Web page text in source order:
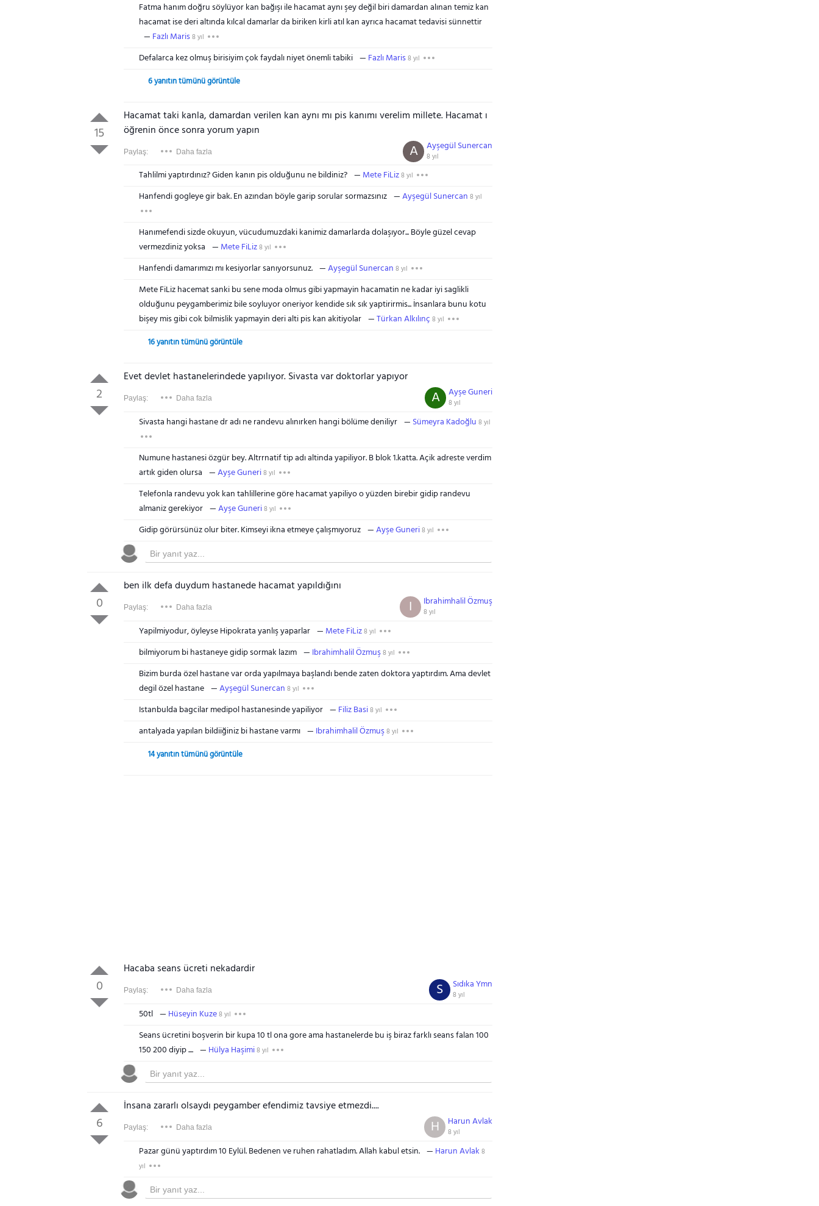
Fatma hanım doğru söylüyor kan bağışı ile hacamat aynı şey değil biri damardan alınan temiz kan
hacamat ise deri altında kılcal damarlar da biriken kirli atıl kan ayrıca hacamat tedavisi sünnettir
Fazlı Maris8 yıl
Defalarca kez olmuş birisiyim çok faydalı niyet önemli tabiki Fazlı Maris8 yıl
6 yanıtın tümünü görüntüle
15
Hacamat taki kanla, damardan verilen kan aynı mı pis kanımı verelim millete. Hacamat ı
öğrenin önce sonra yorum yapın
Paylaş: Daha fazla Ayşegül Sunercan
8 yıl
A
Tahlilmi yaptırdınız? Giden kanın pis olduğunu ne bildiniz? Mete FiLiz8 yıl
Hanfendi gogleye gir bak. En azından böyle garip sorular sormazsınız Ayşegül Sunercan 8 yıl
Hanımefendi sizde okuyun, vücudumuzdaki kanimiz damarlarda dolaşıyor... Böyle güzel cevap
vermezdiniz yoksa
Mete FiLiz8 yıl
Hanfendi damarımızı mı kesiyorlar sanıyorsunuz. Ayşegül Sunercan 8 yıl
Mete FiLiz hacemat sanki bu sene moda olmus gibi yapmayin hacamatin ne kadar iyi saglikli
olduğunu peygamberimiz bile soyluyor oneriyor kendide sık sık yaptirirmis... İnsanlara bunu kotu
bişey mis gibi cok bilmislik yapmayin deri alti pis kan akitiyolar
Türkan Alkılınç 8 yıl
16 yanıtın tümünü görüntüle
2
Evet devlet hastanelerindede yapılıyor. Sivasta var doktorlar yapıyor
Paylaş: Daha fazla Ayşe Guneri
8 yıl
A
Sivasta hangi hastane dr adı ne randevu alınırken hangi bölüme deniliyr Sümeyra Kadoğlu 8 yıl
Numune hastanesi özgür bey. Altrrnatif tip adı altinda yapiliyor. B blok 1.katta. Açik adreste verdim
artık giden olursa
Ayşe Guneri8 yıl
Telefonla randevu yok kan tahlillerine göre hacamat yapiliyo o yüzden birebir gidip randevu
almaniz gerekiyor
Ayşe Guneri8 yıl
Gidip görürsünüz olur biter. Kimseyi ikna etmeye çalışmıyoruz Ayşe Guneri8 yıl
0
ben ilk defa duydum hastanede hacamat yapıldığını
Paylaş: Daha fazla Ibrahimhalil Özmuş
8 yıl
I
Yapilmiyodur, öyleyse Hipokrata yanlış yaparlar Mete FiLiz8 yıl
bilmiyorum bi hastaneye gidip sormak lazım Ibrahimhalil Özmuş8 yıl
Bizim burda özel hastane var orda yapılmaya başlandı bende zaten doktora yaptırdım. Ama devlet
degil özel hastane
Ayşegül Sunercan 8 yıl
Istanbulda bagcilar medipol hastanesinde yapiliyor Filiz Basi8 yıl
antalyada yapılan bildiiğiniz bi hastane varmı Ibrahimhalil Özmuş8 yıl
14 yanıtın tümünü görüntüle
0
Hacaba seans ücreti nekadardir
Paylaş: Daha fazla Sıdıka Ymn
8 yıl
S
50tl Hüseyin Kuze8 yıl
Seans ücretini boşverin bir kupa 10 tl ona gore ama hastanelerde bu iş biraz farklı seans falan 100
150 200 diyip ....
Hülya Haşimi8 yıl
6
İnsana zararlı olsaydı peygamber efendimiz tavsiye etmezdi....
Paylaş: Daha fazla Harun Avlak
8 yıl
H
Pazar günü yaptırdım 10 Eylül. Bedenen ve ruhen rahatladım. Allah kabul etsin. Harun Avlak 8
yıl